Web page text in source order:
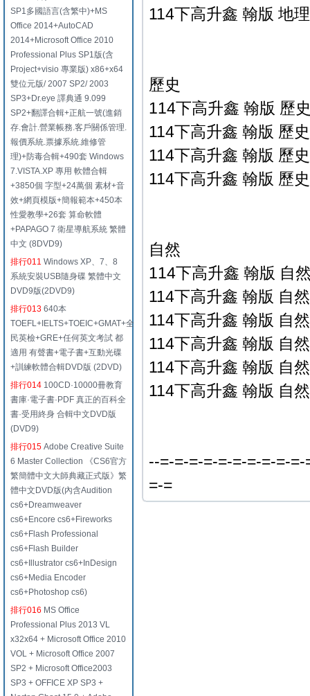
SP1多國語言(含繁中)+MS
Office 2014+AutoCAD
2014+Microsoft Office 2010
Professional Plus SP1版(含
Project+visio 專業版) x86+x64
雙位元版/ 2007 SP2/ 2003
SP3+Dr.eye 譯典通 9.099
SP2+翻譯合輯+正航一號(進銷
存.會計.營業帳務.客戶關係管理.
報價系統.票據系統.維修管
理)+防毒合輯+490套 Windows
7.VISTA.XP 專用 軟體合輯
+3850個 字型+24萬個 素材+音
效+網頁模版+簡報範本+450本
性愛教學+26套 算命軟體
+PAPAGO 7 衛星導航系統 繁體
中文 (8DVD9)
排行011 Windows XP、7、8
系統安裝USB隨身碟 繁體中文
DVD9版(2DVD9)
排行013 640本
TOEFL+IELTS+TOEIC+GMAT+全
民英檢+GRE+任何英文考試 都
適用 有聲書+電子書+互動光碟
+訓練軟體合輯DVD版 (2DVD)
排行014 100CD·10000冊教育
書庫·電子書·PDF 真正的百科全
書·受用終身 合輯中文DVD版
(DVD9)
排行015 Adobe Creative Suite
6 Master Collection 《CS6官方
繁簡體中文大師典藏正式版》繁
體中文DVD版(內含Audition
cs6+Dreamweaver
cs6+Encore cs6+Fireworks
cs6+Flash Professional
cs6+Flash Builder
cs6+Illustrator cs6+InDesign
cs6+Media Encoder
cs6+Photoshop cs6)
排行016 MS Office
Professional Plus 2013 VL
x32x64 + Microsoft Office 2010
VOL + Microsoft Office 2007
SP2 + Microsoft Office2003
SP3 + OFFICE XP SP3 +
114下高升鑫 翰版 地
歷史
114下高升鑫 翰版 歷
114下高升鑫 翰版 歷
114下高升鑫 翰版 歷
114下高升鑫 翰版 歷
自然
114下高升鑫 翰版 自
114下高升鑫 翰版 自
114下高升鑫 翰版 自
114下高升鑫 翰版 自
114下高升鑫 翰版 自
114下高升鑫 翰版 自
--=-=-=-=-=-=-=-=-=-
=-=